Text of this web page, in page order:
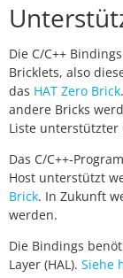
Die C/C++
Bricklets, also
das HAT Zero Brick
andere Bricks
Liste unterstützter
Das C/C++-
Host unterstützt
Brick. In Zukunft
werden.
Die Bindings
Layer (HAL). Siehe